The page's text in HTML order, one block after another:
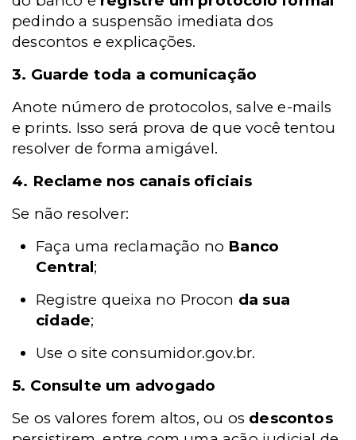
pedindo a suspensão imediata dos
descontos e explicações.
3. Guarde toda a comunicação
Anote número de protocolos, salve e-mails
e prints. Isso será prova de que você tentou
resolver de forma amigável.
4. Reclame nos canais oficiais
Se não resolver:
Faça uma reclamação no Banco
Central;
Registre queixa no Procon da sua
cidade;
Use o site consumidor.gov.br.
5. Consulte um advogado
Se os valores forem altos, ou os descontos